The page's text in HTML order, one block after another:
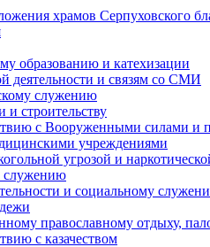
храмов Серпуховского
образованию и катехизации
деятельности и связям со СМИ
служению
и строительству
с Вооруженными силами и
учреждениями
угрозой и
служению
и социальному
православному отдыху,
с казачеством